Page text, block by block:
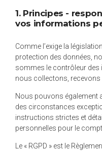
1. Principes -
vos informations
Comme l’exige la
protection des données,
sommes le contrôleur
nous collectons, recevons
Nous pouvons également
des circonstances
instructions strictes et
personnelles pour le
Le « RGPD » est le